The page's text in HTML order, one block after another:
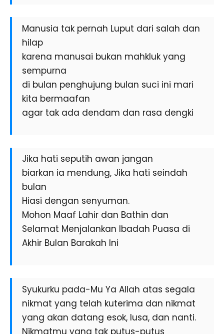
Manusia tak pernah Luput dari salah dan
hilap
karena manusai bukan mahkluk yang
sempurna
di bulan penghujung bulan suci ini mari
kita bermaafan
agar tak ada dendam dan rasa dengki
Jika hati seputih awan jangan
biarkan ia mendung, Jika hati seindah
bulan
Hiasi dengan senyuman.
Mohon Maaf Lahir dan Bathin dan
Selamat Menjalankan Ibadah Puasa di
Akhir Bulan Barakah Ini
Syukurku pada-Mu Ya Allah atas segala
nikmat yang telah kuterima dan nikmat
yang akan datang esok, lusa, dan nanti.
Nikmatmu yang tak putus-putus